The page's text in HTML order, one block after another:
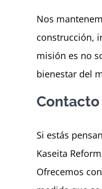
Nos
construcción,
misión es no
bienestar del
Si estás
Kaseita
Ofrecemos